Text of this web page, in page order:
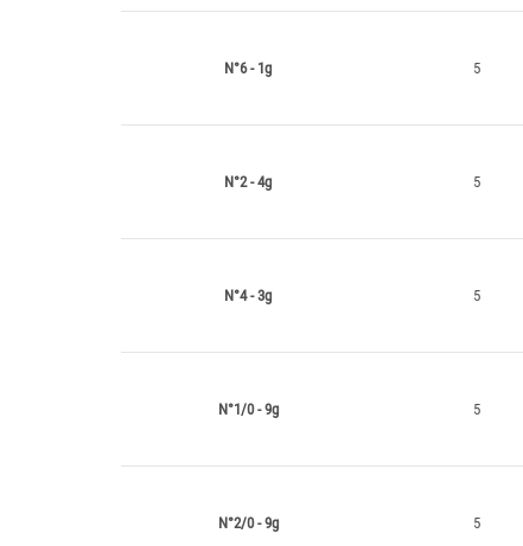
N°6 - 1g 5
N°2 - 4g 5
N°4 - 3g 5
N°1/0 - 9g 5
N°2/0 - 9g 5